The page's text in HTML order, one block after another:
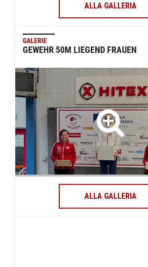
ALLA GALLERIA
GALERIE
GEWEHR 50M LIEGEND FRAUEN
ALLA GALLERIA